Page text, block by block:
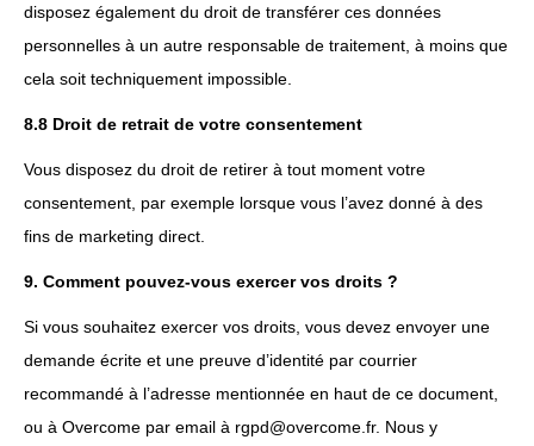
disposez également du droit de transférer ces données
personnelles à un autre responsable de traitement, à moins que
cela soit techniquement impossible.
8.8 Droit de retrait de votre consentement
Vous disposez du droit de retirer à tout moment votre
consentement, par exemple lorsque vous l’avez donné à des
fins de marketing direct.
9. Comment pouvez-vous exercer vos droits ?
Si vous souhaitez exercer vos droits, vous devez envoyer une
demande écrite et une preuve d’identité par courrier
recommandé à l’adresse mentionnée en haut de ce document,
ou à Overcome par email à rgpd@overcome.fr. Nous y